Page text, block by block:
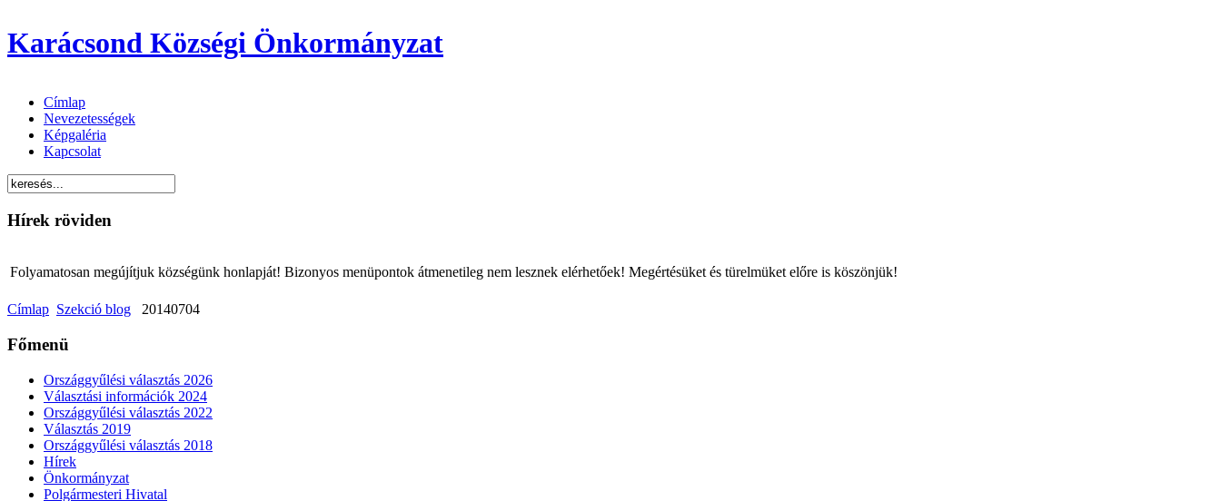
Karácsond Községi Önkormányzat
Címlap
Nevezetességek
Képgaléria
Kapcsolat
Hírek röviden
Folyamatosan megújítjuk községünk honlapját! Bizonyos menüpontok átmenetileg nem lesznek elérhetőek! Megértésüket és türelmüket előre is köszönjük!
Címlap Szekció blog 20140704
Főmenü
Országgyűlési választás 2026
Választási információk 2024
Országgyűlési választás 2022
Választás 2019
Országgyűlési választás 2018
Hírek
Önkormányzat
Polgármesteri Hivatal